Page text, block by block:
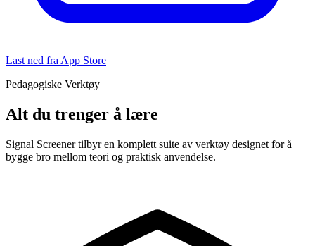
Last ned fra App Store
Pedagogiske Verktøy
Alt du trenger å lære
Signal Screener tilbyr en komplett suite av verktøy designet for å
bygge bro mellom teori og praktisk anvendelse.